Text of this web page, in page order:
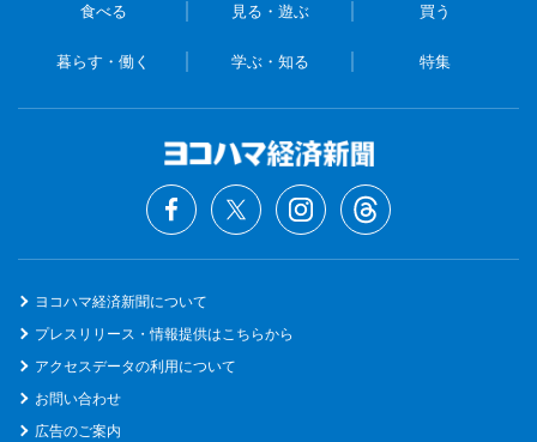
食べる 見る・遊ぶ 買う
暮らす・働く 学ぶ・知る 特集
ヨコハマ経済新聞について
プレスリリース・情報提供はこちらから
アクセスデータの利用について
お問い合わせ
広告のご案内